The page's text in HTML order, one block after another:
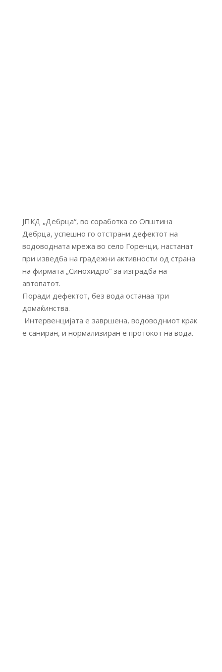
ЈПКД „Дебрца“, во соработка со Општина
Дебрца, успешно го отстрани дефектот на
водоводната мрежа во село Горенци, настанат
при изведба на градежни активности од страна
на фирмата „Синохидро“ за изградба на
автопатот.
Поради дефектот, без вода останаа три
домаќинства.
Интервенцијата е завршена, водоводниот крак
е саниран, и нормализиран е протокот на вода.